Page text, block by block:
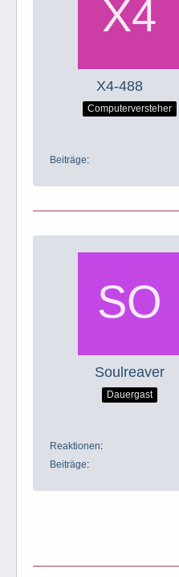
X4-488
Computerversteher
Beiträge
Soulreaver
Dauergast
Reaktionen
Beiträge